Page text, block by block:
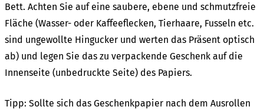
Bett. Achten Sie auf eine saube­re, ebene und schmutz­freie
Fläche (Wasser- oder Kaffee­fle­cken, Tier­haa­re, Fusseln etc.
sind unge­woll­te Hingu­cker und werten das Präsent optisch
ab) und legen Sie das zu verpa­cken­de Geschenk auf die
Innen­sei­te (unbe­druck­te Seite) des Papiers.
Tipp: Soll­te sich das Geschenk­pa­pier nach dem Ausrol­len